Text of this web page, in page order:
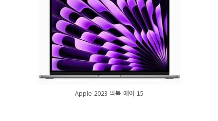
Apple 2023 맥북 에어 15